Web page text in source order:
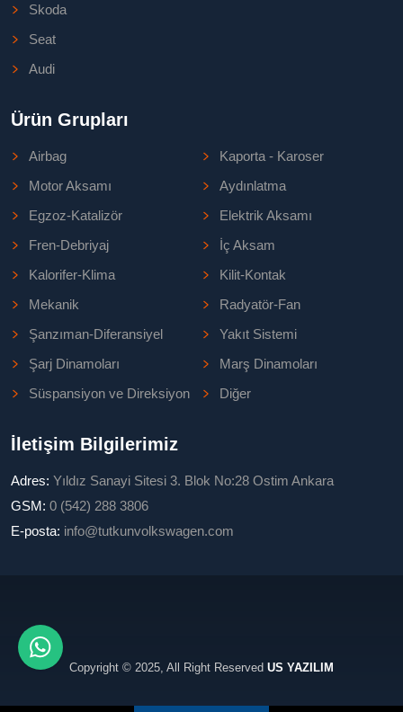
Skoda
Seat
Audi
Ürün Grupları
Airbag
Kaporta - Karoser
Motor Aksamı
Aydınlatma
Egzoz-Katalizör
Elektrik Aksamı
Fren-Debriyaj
İç Aksam
Kalorifer-Klima
Kilit-Kontak
Mekanik
Radyatör-Fan
Şanzıman-Diferansiyel
Yakıt Sistemi
Şarj Dinamoları
Marş Dinamoları
Süspansiyon ve Direksiyon
Diğer
İletişim Bilgilerimiz
Adres: Yıldız Sanayi Sitesi 3. Blok No:28 Ostim Ankara
GSM: 0 (542) 288 3806
E-posta: info@tutkunvolkswagen.com
Copyright © 2025, All Right Reserved US YAZILIM